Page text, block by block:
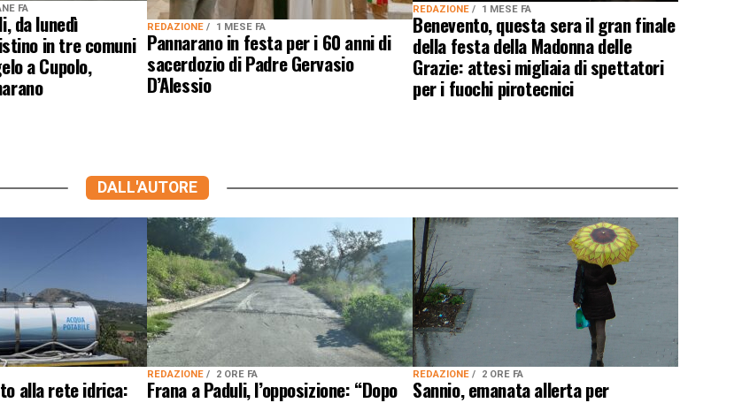
FA
da lunedì
in tre comuni
a Cupolo,
REDAZIONE 1 MESE FA
Pannarano in festa per i 60 anni di
sacerdozio di Padre Gervasio
D’Alessio
REDAZIONE 1 MESE FA
Benevento, questa sera il gran finale
della festa della Madonna delle
Grazie: attesi migliaia di spettatori
per i fuochi pirotecnici
DALL'AUTORE
alla rete idrica:
REDAZIONE 2 ORE FA
Frana a Paduli, l’opposizione: “Dopo
REDAZIONE 2 ORE FA
Sannio, emanata allerta per